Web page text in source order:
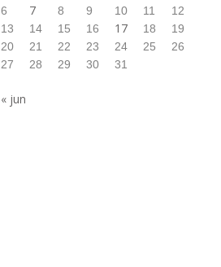
6
7 8 9 10 11
12
13
14 15 16 17 18
19
20
21 22 23 24 25
26
27
28 29 30 31
« jun